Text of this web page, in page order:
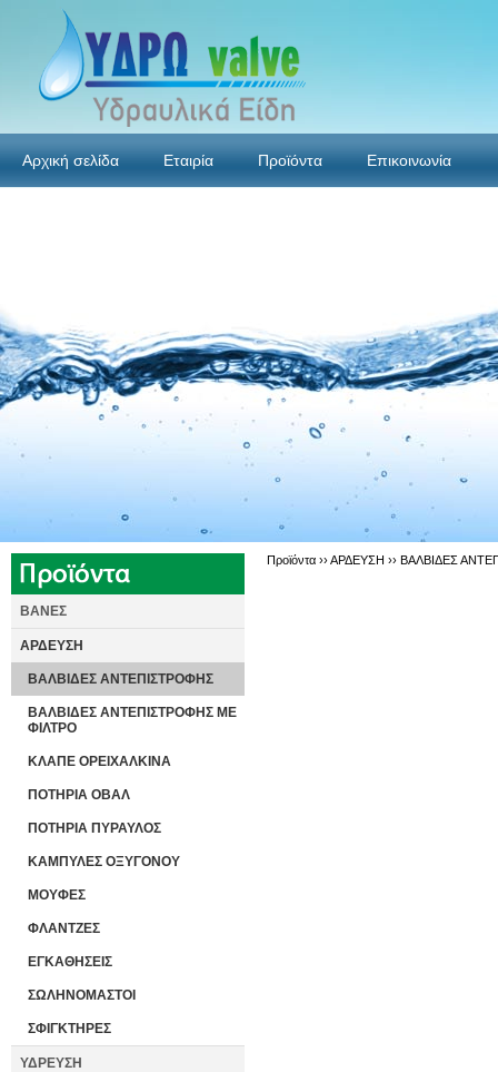
Αρχική σελίδα Εταιρία Προϊόντα Επικοινωνία
ΒΑΝΕΣ
ΑΡΔΕΥΣΗ
ΒΑΛΒΙΔΕΣ ΑΝΤΕΠΙΣΤΡΟΦΗΣ
ΒΑΛΒΙΔΕΣ ΑΝΤΕΠΙΣΤΡΟΦΗΣ ΜΕ
ΦΙΛΤΡΟ
ΚΛΑΠΕ ΟΡΕΙΧΑΛΚΙΝΑ
ΠΟΤΗΡΙΑ ΟΒΑΛ
ΠΟΤΗΡΙΑ ΠΥΡΑΥΛΟΣ
ΚΑΜΠΥΛΕΣ ΟΞΥΓΟΝΟΥ
ΜΟΥΦΕΣ
ΦΛΑΝΤΖΕΣ
ΕΓΚΑΘΗΣΕΙΣ
ΣΩΛΗΝΟΜΑΣΤΟΙ
ΣΦΙΓΚΤΗΡΕΣ
ΥΔΡΕΥΣΗ
Προϊόντα ››ΑΡΔΕΥΣΗ ›› ΒΑΛΒΙΔΕΣ